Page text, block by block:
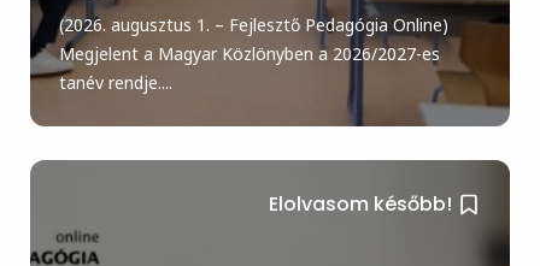
(2026. augusztus 1. – Fejlesztő Pedagógia Online)
Megjelent a Magyar Közlönyben a 2026/2027-es
tanév rendje....
Elolvasom később!